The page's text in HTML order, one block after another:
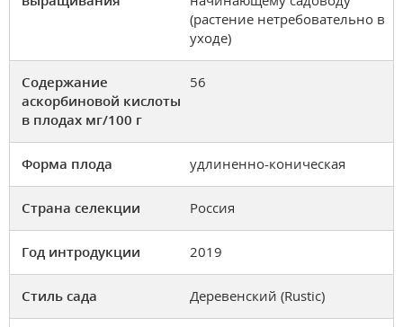
(растение нетребовательно в
уходе)
Содержание
аскорбиновой кислоты
в плодах мг/100 г
56
Форма плода удлиненно-коническая
Страна селекции Россия
Год интродукции 2019
Стиль сада Деревенский (Rustic)